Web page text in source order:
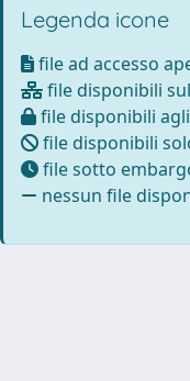
Legenda icone
file ad accesso
file disponibili
file disponibili
file disponibili
file sotto
nessun file